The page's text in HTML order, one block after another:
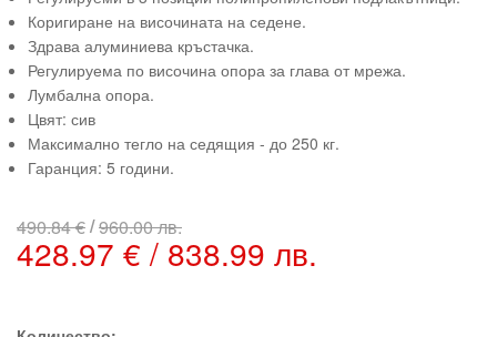
Коригиране на височината на седене.
Здрава алуминиева кръстачка.
Регулируема по височина опора за глава от мрежа.
Лумбална опора.
Цвят: сив
Максимално тегло на седящия - до 250 кг.
Гаранция: 5 години.
490.84 €/960.00 лв.
428.97 € / 838.99 лв.